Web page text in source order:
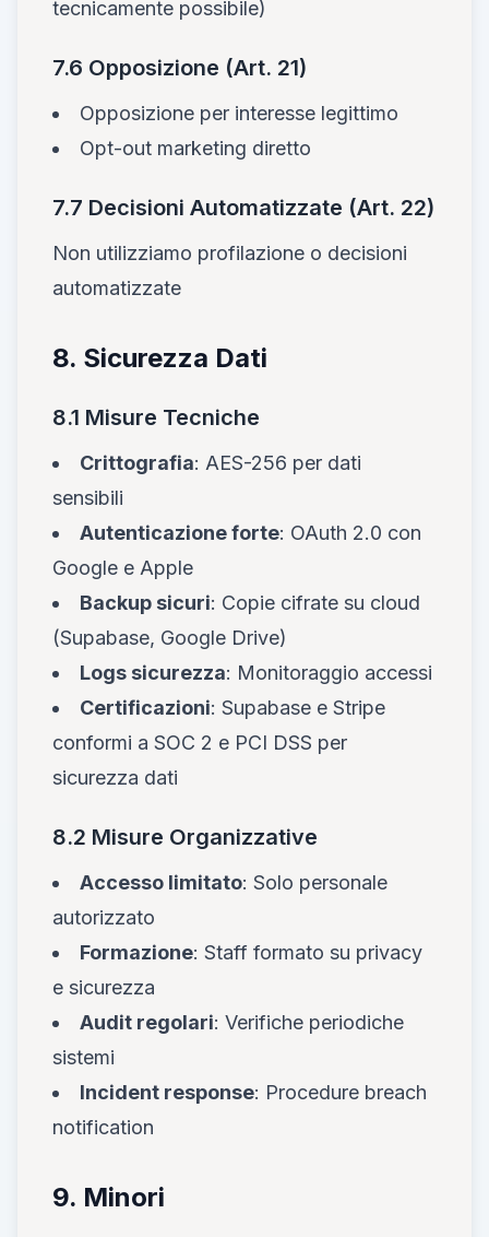
tecnicamente possibile)
7.6 Opposizione (Art. 21)
Opposizione per interesse legittimo
Opt-out marketing diretto
7.7 Decisioni Automatizzate (Art. 22)
Non utilizziamo profilazione o decisioni
automatizzate
8. Sicurezza Dati
8.1 Misure Tecniche
Crittografia: AES-256 per dati
sensibili
Autenticazione forte: OAuth 2.0 con
Google e Apple
Backup sicuri: Copie cifrate su cloud
(Supabase, Google Drive)
Logs sicurezza: Monitoraggio accessi
Certificazioni: Supabase e Stripe
conformi a SOC 2 e PCI DSS per
sicurezza dati
8.2 Misure Organizzative
Accesso limitato: Solo personale
autorizzato
Formazione: Staff formato su privacy
e sicurezza
Audit regolari: Verifiche periodiche
sistemi
Incident response: Procedure breach
notification
9. Minori